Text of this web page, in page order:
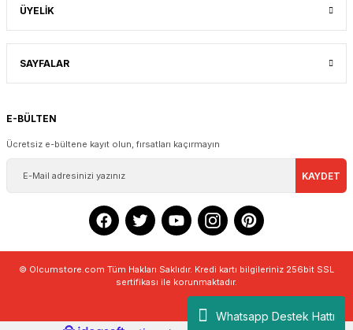
Whatsapp Destek Hattı
ÜYELİK
SAYFALAR
E-BÜLTEN
Ücretsiz e-bültene kayıt olun, fırsatları kaçırmayın
KAYDET
© Olcumstore.com Tüm Hakları Saklıdır. Kredi kartı bilgileriniz 256bit SSL
sertifikası ile korunmaktadır.